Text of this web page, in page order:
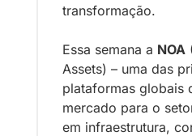
transformação.
Essa semana a NOA
Assets) – uma das
plataformas globais
mercado para o
em infraestrutura,